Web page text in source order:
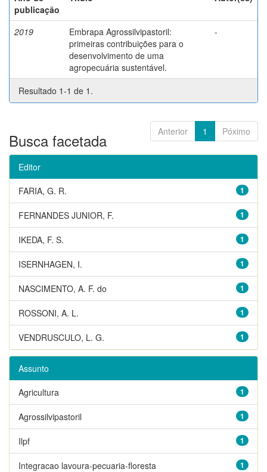
publicação
2019
Embrapa Agrossilvipastoril:
primeiras contribuições para o
desenvolvimento de uma
agropecuária sustentável.
-
Resultado 1-1 de 1.
Anterior 1 Póximo
Busca facetada
Editor
1
FARIA, G. R.
1
FERNANDES JUNIOR, F.
1
IKEDA, F. S.
1
ISERNHAGEN, I.
1
NASCIMENTO, A. F. do
1
ROSSONI, A. L.
1
VENDRUSCULO, L. G.
Assunto
1
Agricultura
1
Agrossilvipastoril
1
Ilpf
1
Integracao lavoura-pecuaria-floresta